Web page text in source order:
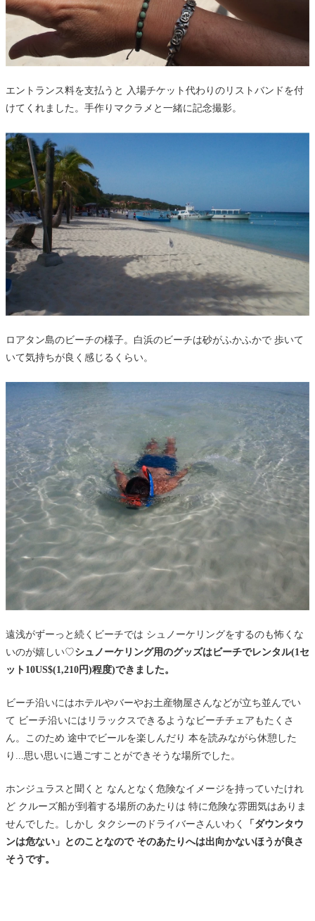
エントランス料を支払うと 入場チケット代わりのリストバンドを付
けてくれました。手作りマクラメと一緒に記念撮影。
ロアタン島のビーチの様子。白浜のビーチは砂がふかふかで 歩いて
いて気持ちが良く感じるくらい。
遠浅がずーっと続くビーチでは シュノーケリングをするのも怖くな
いのが嬉しい♡シュノーケリング用のグッズはビーチでレンタル(1セ
ット10US$(1,210円)程度)できました。
ビーチ沿いにはホテルやバーやお土産物屋さんなどが立ち並んでい
て ビーチ沿いにはリラックスできるようなビーチチェアもたくさ
ん。このため 途中でビールを楽しんだり 本を読みながら休憩した
り...思い思いに過ごすことができそうな場所でした。
ホンジュラスと聞くと なんとなく危険なイメージを持っていたけれ
ど クルーズ船が到着する場所のあたりは 特に危険な雰囲気はありま
せんでした。しかし タクシーのドライバーさんいわく
「ダウンタウ
ンは危ない」とのことなので そのあたりへは出向かないほうが良さ
そうです。